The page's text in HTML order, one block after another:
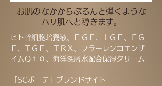
お肌のなかからぷるんと弾くような
ハリ肌へと導きます。
ヒト幹細胞培養液、ＥＧＦ、ＩＧＦ、ＦＧ
Ｆ、ＴＧＦ、ＴＲＸ、フラーレンコエンザ
イムＱ１０、海洋深層水配合保湿クリーム
「SCボーテ」ブラン ドサイト